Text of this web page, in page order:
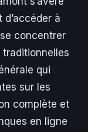
d’accéder à
concentrer
qui
sur les
complète et
en ligne